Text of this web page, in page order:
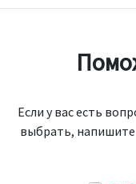
Если у вас есть
выбрать,